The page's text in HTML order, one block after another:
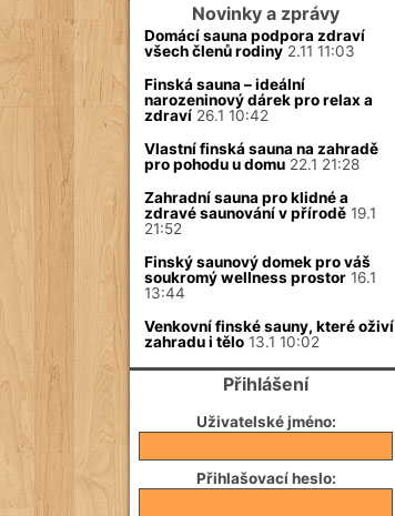
Novinky a zprávy
Domácí sauna podpora zdraví
všech členů rodiny2.11 11:03
Finská sauna – ideální
narozeninový dárek pro relax a
zdraví26.1 10:42
Vlastní finská sauna na zahradě
pro pohodu u domu22.1 21:28
Zahradní sauna pro klidné a
zdravé saunování v přírodě19.1
21:52
Finský saunový domek pro váš
soukromý wellness prostor16.1
13:44
Venkovní finské sauny, které oživí
zahradu i tělo13.1 10:02
Přihlášení
Uživatelské jméno:
Přihlašovací heslo: